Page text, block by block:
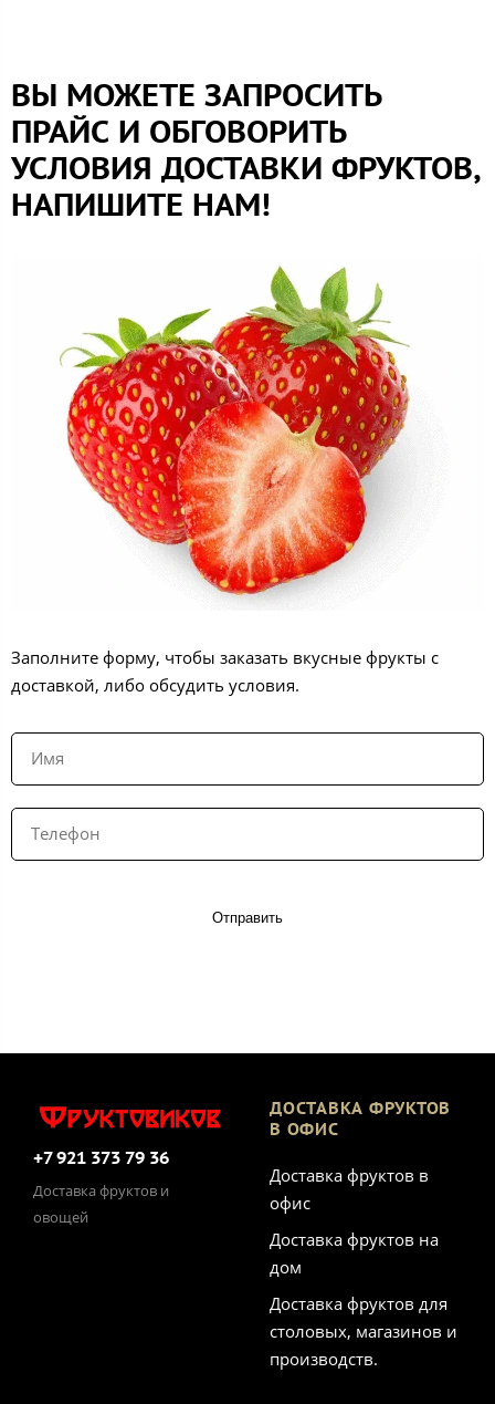
ВЫ МОЖЕТЕ ЗАПРОСИТЬ
ПРАЙС И ОБГОВОРИТЬ
УСЛОВИЯ ДОСТАВКИ ФРУКТОВ,
НАПИШИТЕ НАМ!
Заполните форму, чтобы заказать вкусные фрукты с
доставкой, либо обсудить условия.
Отправить
+7 921 373 79 36
Доставка фруктов и
овощей
ДОСТАВКА ФРУКТОВ
В ОФИС
Доставка фруктов в
офис
Доставка фруктов на
дом
Доставка фруктов для
столовых, магазинов и
производств.